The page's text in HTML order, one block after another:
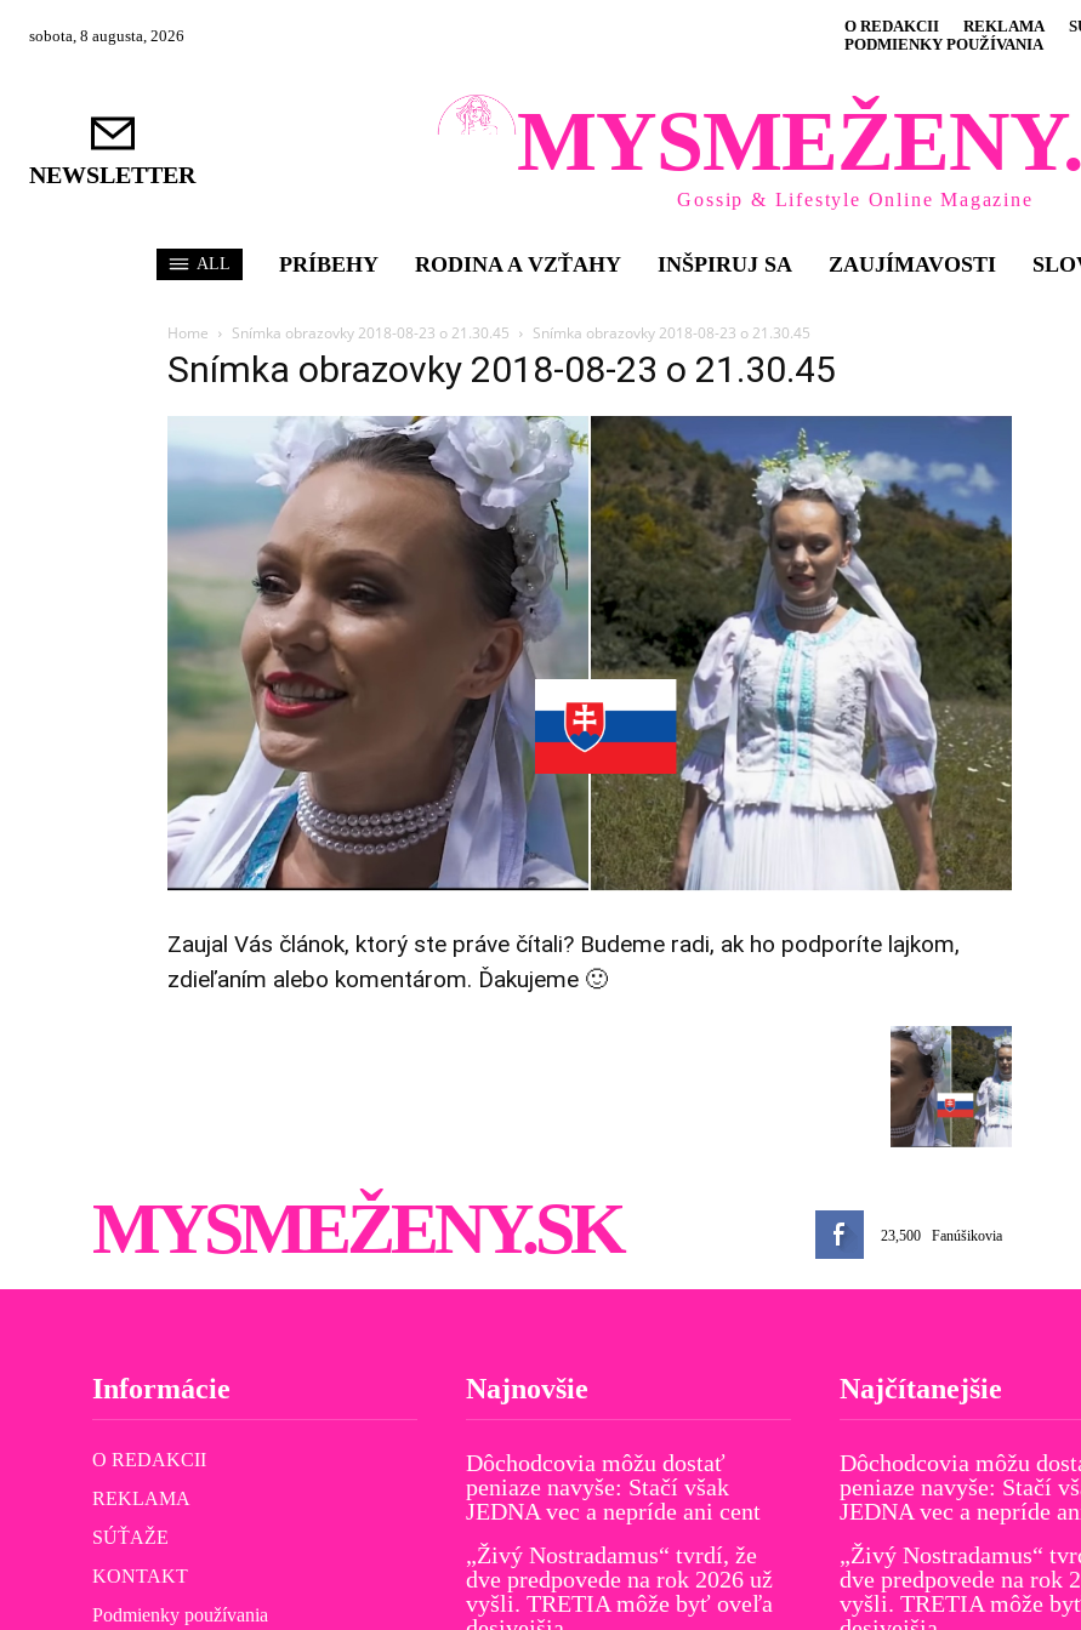
sobota, 8 augusta, 2026 O REDAKCII REKLAMA
PODMIENKY POUŽÍVANIA
NEWSLETTER
Gossip & Lifestyle Online Magazine
ALL PRÍBEHY RODINA A VZŤAHY INŠPIRUJ SA ZAUJÍMAVOSTI
Home Snímka obrazovky 2018-08-23 o 21.30.45 Snímka obrazovky 2018-08-23 o 21.30.45
Snímka obrazovky 2018-08-23 o 21.30.45
Zaujal Vás článok, ktorý ste práve čítali? Budeme radi, ak ho podporíte lajkom,
zdieľaním alebo komentárom. Ďakujeme 🙂
MYSMEŽENY.SK 23,500 Fanúšikovia
Informácie
O REDAKCII
REKLAMA
SÚŤAŽE
KONTAKT
Podmienky používania
Najnovšie
Dôchodcovia môžu dostať
peniaze navyše: Stačí však
JEDNA vec a nepríde ani cent
„Živý Nostradamus“ tvrdí, že
dve predpovede na rok 2026 už
vyšli. TRETIA môže byť oveľa
Najčítanejšie
Dôchodcovia môžu
peniaze navyše: Stačí
JEDNA vec a nepríde
„Živý Nostradamus“
dve predpovede na rok
vyšli. TRETIA môže